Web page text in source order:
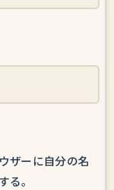
ザーに自分の名
。